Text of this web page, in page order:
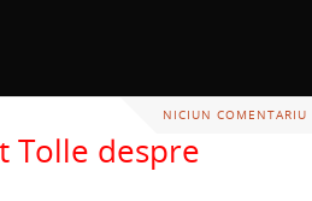
NICIUN COMENTARIU
Tolle despre